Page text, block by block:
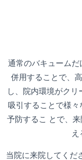
通常のバキューム
併用することで、
し、院内環境がク
吸引することで様
予防するこ とで、
え
当院に来院してくだ